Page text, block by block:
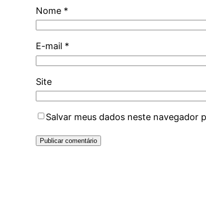
Nome *
E-mail *
Site
Salvar meus dados neste navegador